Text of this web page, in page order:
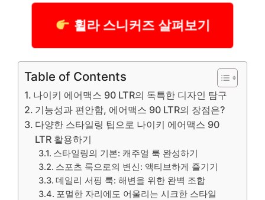
휠라 스니커즈 살펴보기
Table of Contents
나이키 에어맥스 90 LTR의 독특한 디자인 탐구
기능성과 편안함, 에어맥스 90 LTR의 장점은?
다양한 스타일링 팁으로 나이키 에어맥스 90
LTR 활용하기
스타일링의 기본: 캐주얼 룩 완성하기
스포츠 룩으로의 변신: 액티브하게 즐기기
데일리 서핑 룩: 해변을 위한 완벽 조합
포멀한 자리에도 어울리는 시크한 스타일